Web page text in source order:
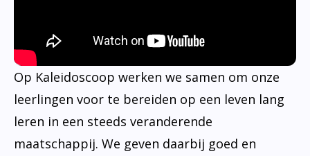
Op Kaleidoscoop werken we samen om onze
leerlingen voor te bereiden op een leven lang
leren in een steeds veranderende
maatschappij. We geven daarbij goed en